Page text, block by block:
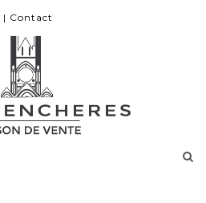
| Contact